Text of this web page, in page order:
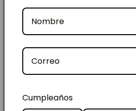
🌙 Noche: Leche Dorada
Puedes integrarlos según
Personas que buscan
Quienes quieren dejar
Cumpleaños